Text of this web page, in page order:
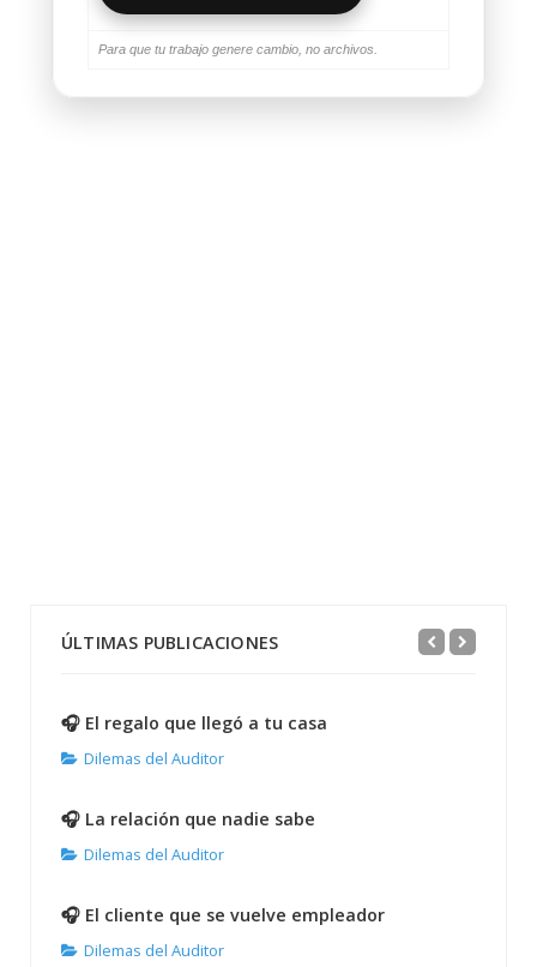
Para que tu trabajo genere cambio, no archivos.
ÚLTIMAS PUBLICACIONES
🎧 El regalo que llegó a tu casa
Dilemas del Auditor
🎧 La relación que nadie sabe
Dilemas del Auditor
🎧 El cliente que se vuelve empleador
Dilemas del Auditor